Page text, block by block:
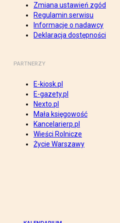
Zmiana ustawień zgód
Regulamin serwisu
Informacje o nadawcy
Deklaracja dostępności
PARTNERZY
E-kiosk.pl
E-gazety.pl
Nexto.pl
Mała księgowość
Kancelarierp.pl
Wieści Rolnicze
Życie Warszawy